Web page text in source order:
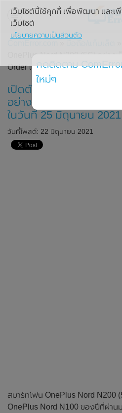
OnePlus Nord N200 (5G) อย่าง
Order แล้วในวันที่ 25 มิถุนายน
เปิดตัวสมาร์ทโฟน
อย่างเป็นทางการ พร้อมเ
ในวันที่ 25 มิถุนายน 2021
วันที่โพสต์: 22 มิถุนายน 2021
สมาร์ทโฟน OnePlus Nord N200
OnePlus Nord N100 ของปีที่ผ่าน
เว็บไซต์นี้ใช้คุกกี้ เพื่อพัฒนา และเ
เว็บไซต์
นโยบายความเป็นส่วนตัว
กดติดตาม
ใหม่ๆ